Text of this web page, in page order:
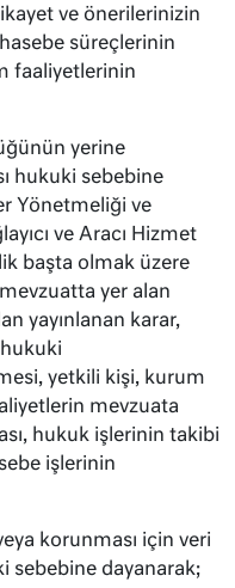
ve önerilerinizin
süreçlerinin
faaliyetlerinin
yerine
hukuki sebebine
Yönetmeliği ve
ve Aracı Hizmet
başta olmak üzere
yer alan
yayınlanan karar,
yetkili kişi, kurum
mevzuata
hukuk işlerinin takibi
işlerinin
korunması için veri
sebebine dayanarak;